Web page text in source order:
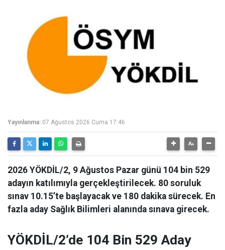
Yayınlanma: 07 Ağustos 2026 Cuma 17:46
2026 YÖKDİL/2, 9 Ağustos Pazar günü 104 bin 529
adayın katılımıyla gerçekleştirilecek. 80 soruluk
sınav 10.15’te başlayacak ve 180 dakika sürecek. En
fazla aday Sağlık Bilimleri alanında sınava girecek.
YÖKDİL/2’de 104 Bin 529 Aday